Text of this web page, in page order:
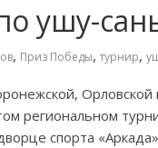
ушу-
, Приз Победы, турнир,
Орловской
региональном
спорта «Аркада»